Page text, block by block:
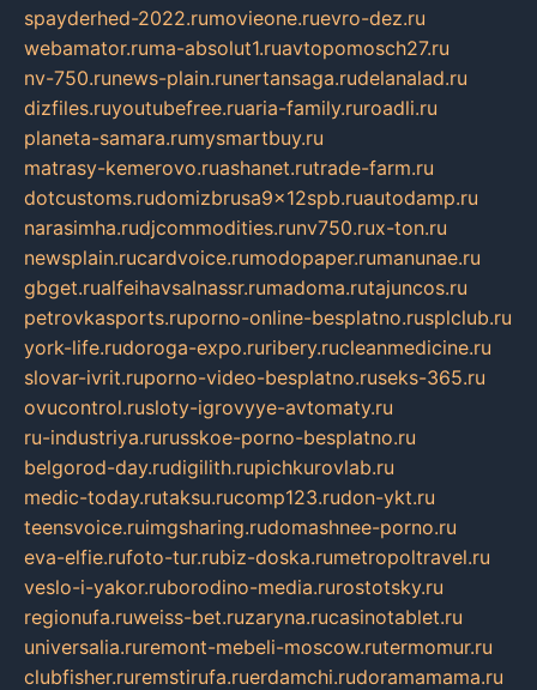
spayderhed-2022.rumovieone.ruevro-dez.ru
webamator.ruma-absolut1.ruavtopomosch27.ru
nv-750.runews-plain.runertansaga.rudelanalad.ru
dizfiles.ruyoutubefree.ruaria-family.ruroadli.ru
planeta-samara.rumysmartbuy.ru
matrasy-kemerovo.ruashanet.rutrade-farm.ru
dotcustoms.rudomizbrusa9x12spb.ruautodamp.ru
narasimha.rudjcommodities.runv750.rux-ton.ru
newsplain.rucardvoice.rumodopaper.rumanunae.ru
gbget.rualfeihavsalnassr.rumadoma.rutajuncos.ru
petrovkasports.ruporno-online-besplatno.rusplclub.ru
york-life.rudoroga-expo.ruribery.rucleanmedicine.ru
slovar-ivrit.ruporno-video-besplatno.ruseks-365.ru
ovucontrol.rusloty-igrovyye-avtomaty.ru
ru-industriya.rurusskoe-porno-besplatno.ru
belgorod-day.rudigilith.rupichkurovlab.ru
medic-today.rutaksu.rucomp123.rudon-ykt.ru
teensvoice.ruimgsharing.rudomashnee-porno.ru
eva-elfie.rufoto-tur.rubiz-doska.rumetropoltravel.ru
veslo-i-yakor.ruborodino-media.rurostotsky.ru
regionufa.ruweiss-bet.ruzaryna.rucasinotablet.ru
universalia.ruremont-mebeli-moscow.rutermomur.ru
clubfisher.ruremstirufa.ruerdamchi.rudoramamama.ru